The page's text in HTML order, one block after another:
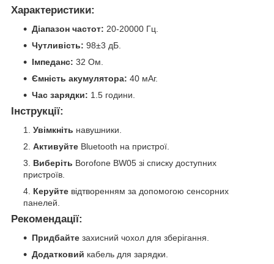
Характеристики:
Діапазон частот: 20-20000 Гц.
Чутливість: 98±3 дБ.
Імпеданс: 32 Ом.
Ємність акумулятора: 40 мАг.
Час зарядки: 1.5 години.
Інструкції:
Увімкніть навушники.
Активуйте Bluetooth на пристрої.
Виберіть Borofone BW05 зі списку доступних
пристроїв.
Керуйте відтворенням за допомогою сенсорних
панелей.
Рекомендації:
Придбайте захисний чохол для зберігання.
Додатковий кабель для зарядки.